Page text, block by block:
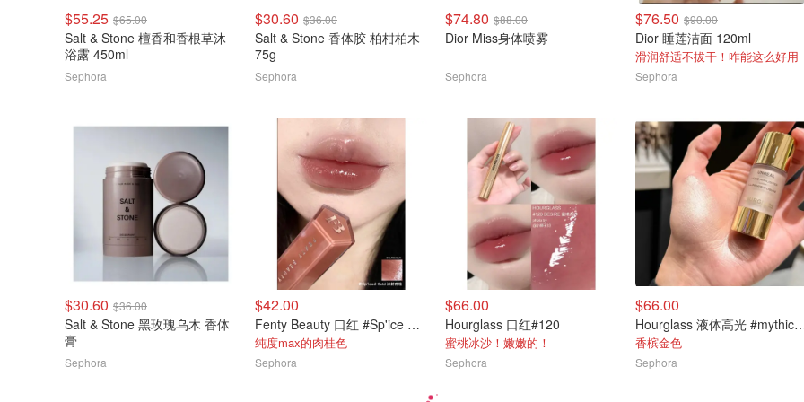
$55.25 $65.00
Salt & Stone 檀香和香根草沐
浴露 450ml
Sephora
$30.60 $36.00
Salt & Stone 香体胶 柏柑柏木
75g
Sephora
$74.80 $88.00
Dior Miss身体喷雾
Sephora
$76.50 $90.00
Dior 睡莲洁面 120ml
滑润舒适不拔干！咋能这么好用
Sephora
$30.60 $36.00
Salt & Stone 黑玫瑰乌木 香体
膏
Sephora
$42.00
Fenty Beauty 口红 #Sp'ice Cold
纯度max的肉桂色
Sephora
$66.00
Hourglass 口红#120
蜜桃冰沙！嫩嫩的！
Sephora
$66.00
Hourglass 液体高光
香槟金色
Sephora